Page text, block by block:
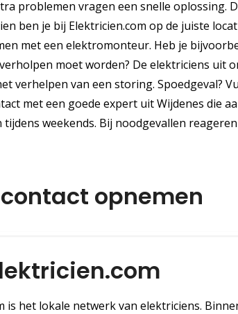
problemen vragen een snelle oplossing.
ben je bij Elektricien.com op de juiste
met een elektromonteur. Heb je
moet worden? De elektriciens uit
verhelpen van een storing. Spoedgeval?
met een goede expert uit Wijdenes die
weekends. Bij noodgevallen
opnemen
is het lokale netwerk van elektriciens.